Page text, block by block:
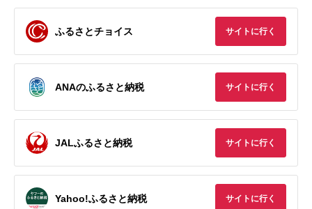
ふるさとチョイス サイトに行く
ANAのふるさと納税 サイトに行く
JALふるさと納税 サイトに行く
Yahoo!ふるさと納税 サイトに行く